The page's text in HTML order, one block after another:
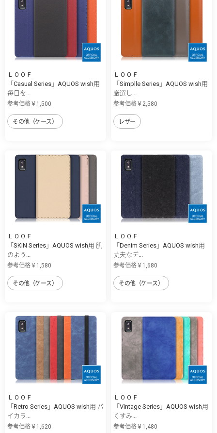
ＬＯＯＦ
「Casual Series」AQUOS wish用
毎日を...
参考価格￥1,500
その他（ケース）
ＬＯＯＦ
「Simplle Series」AQUOS wish用
厳選し...
参考価格￥2,580
レザー
ＬＯＯＦ
「SKIN Series」AQUOS wish用 肌
のよう...
参考価格￥1,580
その他（ケース）
ＬＯＯＦ
「Denim Series」AQUOS wish用
丈夫なデ...
参考価格￥1,680
その他（ケース）
ＬＯＯＦ
「Retro Series」AQUOS wish用 バ
イカラ...
参考価格￥1,620
ＬＯＯＦ
「Vintage Series」AQUOS wish用
くすみ...
参考価格￥1,480